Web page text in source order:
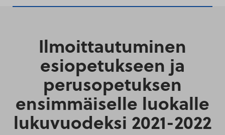
Ilmoittautuminen
esiopetukseen ja
perusopetuksen
ensimmäiselle luokalle
lukuvuodeksi 2021-2022